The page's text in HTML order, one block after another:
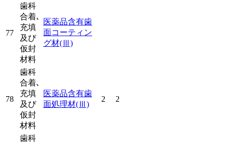
77
歯科
合着､
充填
及び
仮封
材料
医薬品含有歯
面コーティン
グ材(Ⅲ)
78
歯科
合着､
充填
及び
仮封
材料
医薬品含有歯
面処理材(Ⅲ)
2 2
歯科